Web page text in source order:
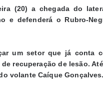
(20) a chegada do
e defenderá o Rubro-
um setor que já conta
recuperação de lesão.
volante Caíque Gonçalves.